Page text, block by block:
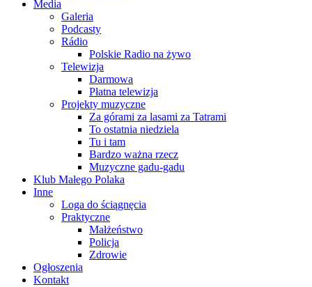
Media
Galeria
Podcasty
Rádio
Polskie Radio na żywo
Telewizja
Darmowa
Płatna telewizja
Projekty muzyczne
Za górami za lasami za Tatrami
To ostatnia niedziela
Tu i tam
Bardzo ważna rzecz
Muzyczne gadu-gadu
Klub Małego Polaka
Inne
Loga do ściągnęcia
Praktyczne
Małżeństwo
Policja
Zdrowie
Ogłoszenia
Kontakt